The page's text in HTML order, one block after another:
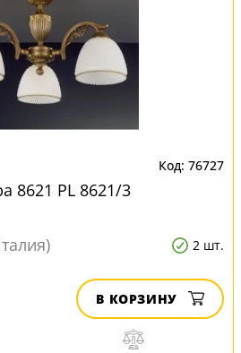
76727
8621 PL 8621/3
2 шт.
В КОРЗИНУ